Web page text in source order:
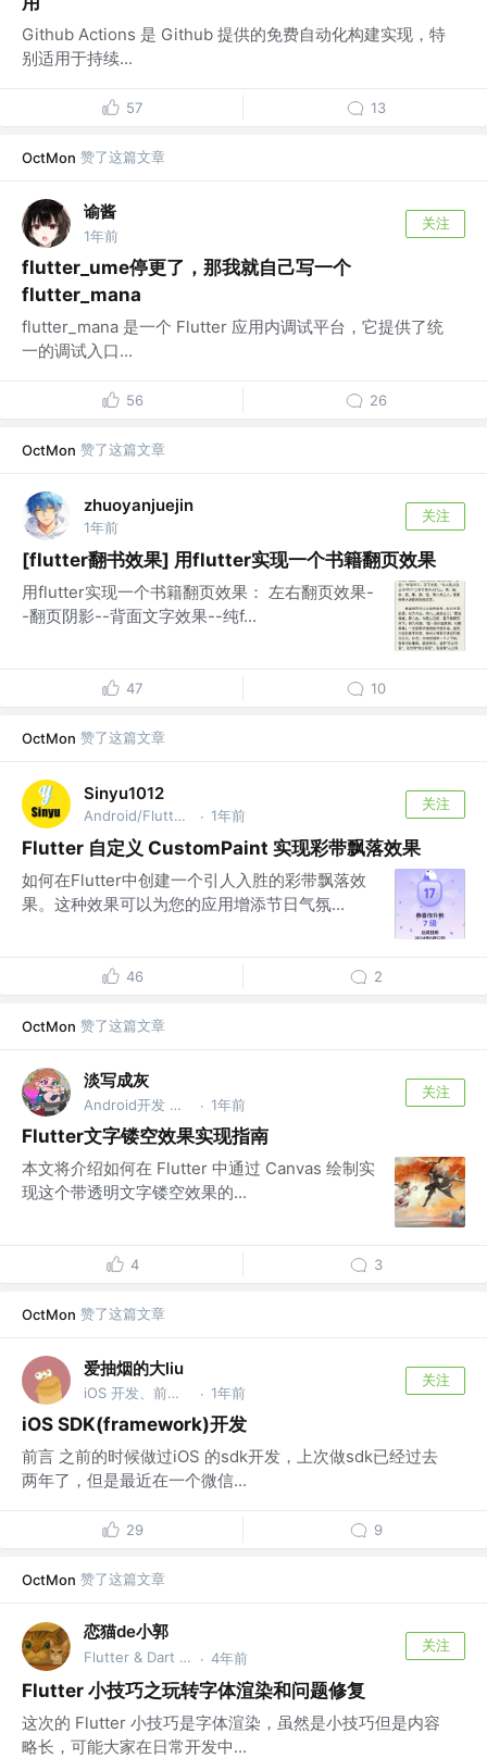
Github Actions 是 Github 提供的免费自动化构建实现，特
别适用于持续...
57 13
OctMon 赞了这篇文章
谕酱
1年前
关注
flutter_ume停更了，那我就自己写一个
flutter_mana
flutter_mana 是一个 Flutter 应用内调试平台，它提供了统
一的调试入口...
56 26
OctMon 赞了这篇文章
zhuoyanjuejin
1年前
关注
[flutter翻书效果] 用flutter实现一个书籍翻页效果
用flutter实现一个书籍翻页效果： 左右翻页效果-
-翻页阴影--背面文字效果--纯f...
47 10
OctMon 赞了这篇文章
Sinyu1012
Android/Flutter @即刻 · 1年前
关注
Flutter 自定义 CustomPaint 实现彩带飘落效果
如何在Flutter中创建一个引人入胜的彩带飘落效
果。这种效果可以为您的应用增添节日气氛...
46 2
OctMon 赞了这篇文章
淡写成灰
Android开发 @愿天下程序员终得BUG · 1年前
关注
Flutter文字镂空效果实现指南
本文将介绍如何在 Flutter 中通过 Canvas 绘制实
现这个带透明文字镂空效果的...
4 3
OctMon 赞了这篇文章
爱抽烟的大liu
iOS 开发、前端开发 · 1年前
关注
iOS SDK(framework)开发
前言 之前的时候做过iOS 的sdk开发，上次做sdk已经过去
两年了，但是最近在一个微信...
29 9
OctMon 赞了这篇文章
恋猫de小郭
Flutter & Dart GDE @🏆 掘金签约作者 · 4年前
关注
Flutter 小技巧之玩转字体渲染和问题修复
这次的 Flutter 小技巧是字体渲染，虽然是小技巧但是内容
略长，可能大家在日常开发中...